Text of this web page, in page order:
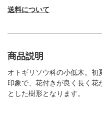
送料について
商品説明
オトギリソウ科の小低木。
印象で、花付きが良く長く花
とした樹形となります。